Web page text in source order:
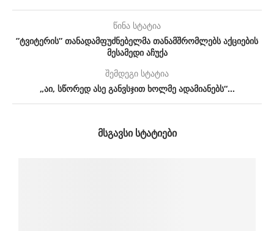
წინა სტატია
”ტვიტერის” თანადამფუძნებელმა თანამშრომლებს აქციების
მესამედი აჩუქა
შემდეგი სტატია
„აი, სწორედ ასე განვსჯით ხოლმე ადამიანებს“…
ᲛᲡᲒᲐᲕᲡᲘ ᲡᲢᲐᲢᲘᲔᲑᲘ